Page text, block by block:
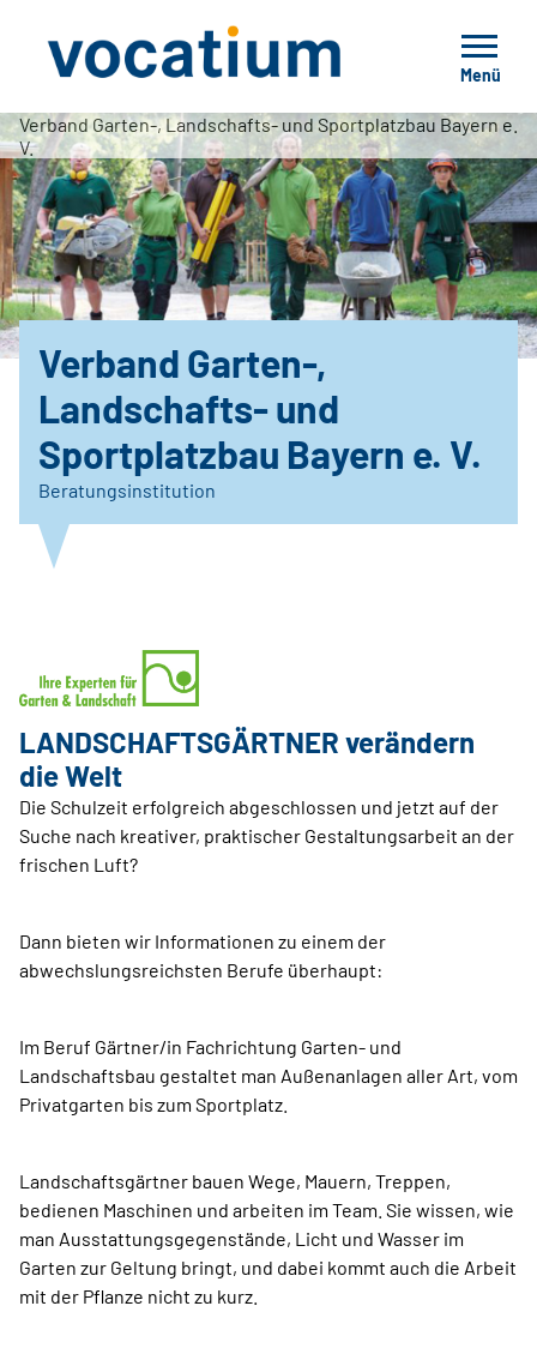
Menü
Verband Garten-, Landschafts- und Sportplatzbau Bayern e.
V.
Verband Garten-,
Landschafts- und
Sportplatzbau Bayern e. V.
Beratungsinstitution
LANDSCHAFTSGÄRTNER verändern
die Welt
Die Schulzeit erfolgreich abgeschlossen und jetzt auf der
Suche nach kreativer, praktischer Gestaltungsarbeit an der
frischen Luft?
Dann bieten wir Informationen zu einem der
abwechslungsreichsten Berufe überhaupt:
Im Beruf Gärtner/in Fachrichtung Garten- und
Landschaftsbau gestaltet man Außenanlagen aller Art, vom
­Privatgarten bis zum Sportplatz.
Landschaftsgärtner bauen Wege, Mauern, Treppen,
bedienen Maschinen und arbeiten im Team. Sie wissen, wie
man Ausstattungsgegenstände, Licht und Wasser im
Garten zur Geltung bringt, und dabei kommt auch die Arbeit
mit der Pflanze nicht zu kurz.